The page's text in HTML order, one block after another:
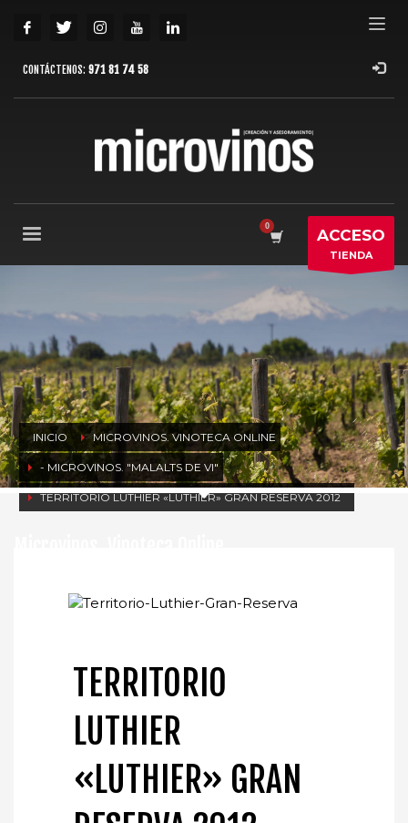
CONTÁCTENOS: 971 81 74 58
ACCESO
TIENDA
INICIO MICROVINOS. VINOTECA ONLINE
- MICROVINOS. "MALALTS DE VI"
TERRITORIO LUTHIER «LUTHIER» GRAN RESERVA 2012
TERRITORIO
LUTHIER
«LUTHIER» GRAN